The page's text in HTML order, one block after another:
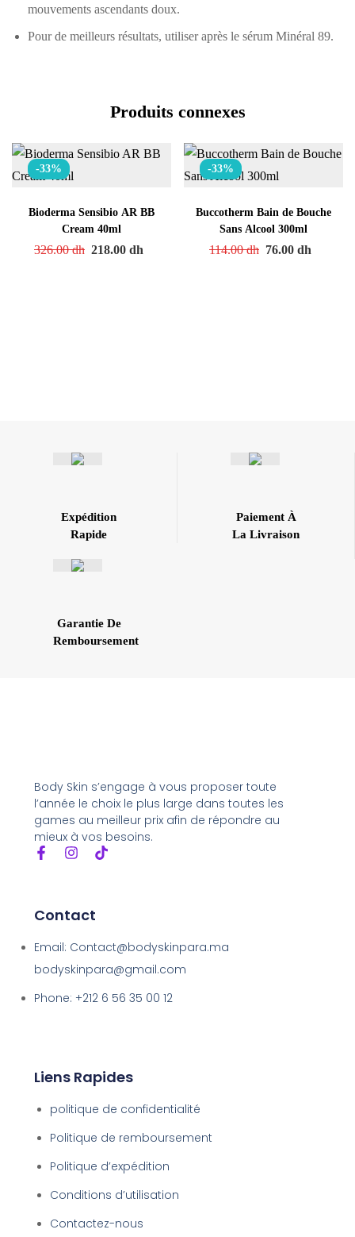
mouvements ascendants doux.
Pour de meilleurs résultats, utiliser après le sérum Minéral 89.
Produits connexes
-33%
Bioderma Sensibio AR BB
Cream 40ml
326.00dh 218.00 dh
-33%
Buccotherm Bain de Bouche
Sans Alcool 300ml
114.00dh 76.00 dh
Paiement À
La Livraison
Expédition
Rapide
Garantie De
Remboursement
Body Skin s’engage à vous proposer toute
l’année le choix le plus large dans toutes les
games au meilleur prix afin de répondre au
mieux à vos besoins.
Contact
Email: Contact@bodyskinpara.ma
bodyskinpara@gmail.com
Phone: +212 6 56 35 00 12
Liens Rapides
politique de confidentialité
Politique de remboursement
Politique d’expédition
Conditions d’utilisation
Contactez-nous